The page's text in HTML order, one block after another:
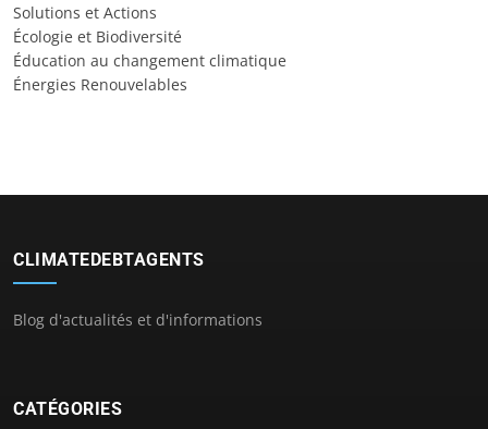
Solutions et Actions
Écologie et Biodiversité
Éducation au changement climatique
Énergies Renouvelables
CLIMATEDEBTAGENTS
Blog d'actualités et d'informations
CATÉGORIES